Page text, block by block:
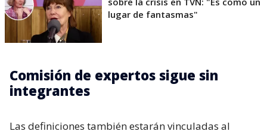
lugar de fantasmas"
Comisión de expertos sigue sin
integrantes
Las definiciones también estarán vinculadas al